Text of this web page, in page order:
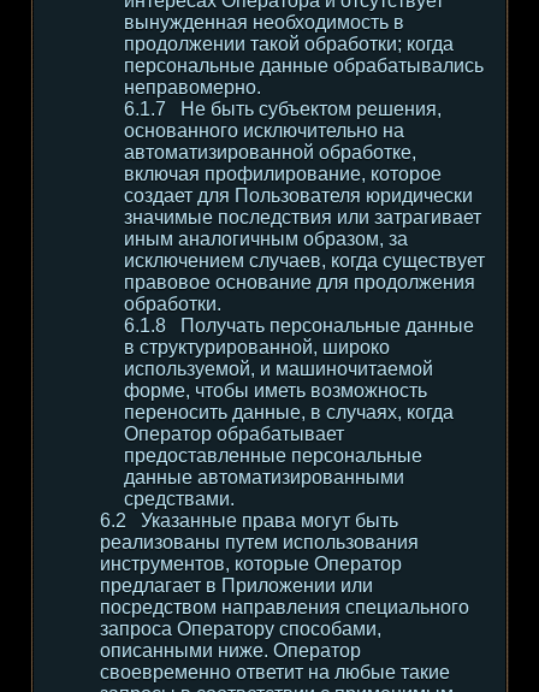
вынужденная необходимость в
продолжении такой обработки; когда
персональные данные обрабатывались
неправомерно.
Не быть субъектом решения,
основанного исключительно на
автоматизированной обработке,
включая профилирование, которое
создает для Пользователя юридически
значимые последствия или затрагивает
иным аналогичным образом, за
исключением случаев, когда существует
правовое основание для продолжения
обработки.
Получать персональные данные
в структурированной, широко
используемой, и машиночитаемой
форме, чтобы иметь возможность
переносить данные, в случаях, когда
Оператор обрабатывает
предоставленные персональные
данные автоматизированными
средствами.
Указанные права могут быть
реализованы путем использования
инструментов, которые Оператор
предлагает в Приложении или
посредством направления специального
запроса Оператору способами,
описанными ниже. Оператор
своевременно ответит на любые такие